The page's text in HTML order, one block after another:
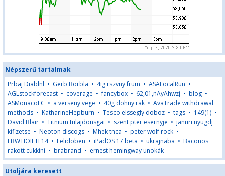
Népszerű tartalmak
Prbaj Diablnl • Gerb Borbla • 4ig rszvny frum • ASALocalRun •
AGLstockforecast • coverage •fancybox • 62,01,nAyAhwzj • blog •
ASMonacoFC • a verseny vege • 40g dohny rak • AvaTrade withdrawal
methods • KatharineHepburn • Tesco elssegly doboz • tags • 149(1) •
David Blair • Titnium tulajdonsgai • szent pter esernyje • januri nyugdj
kifizetse • Neoton discogs • Mhek tnca • peter wolf rock •
EBWTIOILTL14• Felidoben • iPadOS 17 beta • ukrajnaba • Baconos
rakott cukkini • brabrand • ernest hemingway unokák
Utoljára keresett